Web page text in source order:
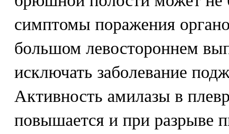
симптомы поражения
большом левостороннем
исключать заболевание
Активность амилазы в
повышается и при разрыве